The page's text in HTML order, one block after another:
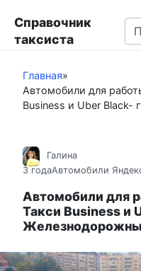
у
Справочник
таксиста
e
c
h
:
Главная»
Автомобили для
Business и Uber
Галина
3 годаАвтомобили
Автомобили для
Такси Business и